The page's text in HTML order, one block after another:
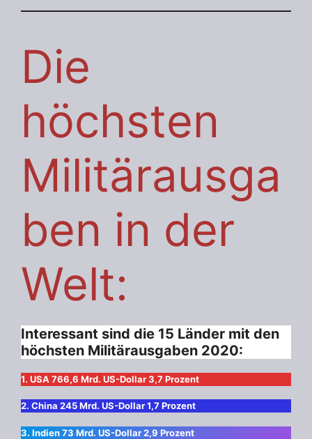
Die
höchsten
Militärausga
ben in der
Welt:
Interessant sind die 15 Länder mit den
höchsten Militärausgaben 2020:
1. USA 766,6 Mrd. US-Dollar 3,7 Prozent
2. China 245 Mrd. US-Dollar 1,7 Prozent
3. Indien 73 Mrd. US-Dollar 2,9 Prozent